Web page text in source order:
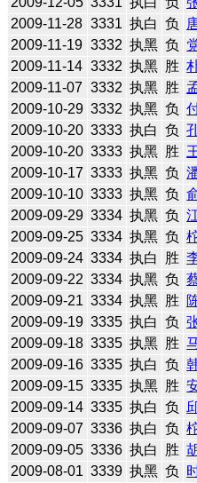
2009-11-28 3331 执白 负
2009-11-19 3332 执黑 负
2009-11-14 3332 执黑 胜
2009-11-07 3332 执黑 胜
2009-10-29 3332 执黑 负
2009-10-20 3333 执白 负
2009-10-20 3333 执黑 胜
2009-10-17 3333 执黑 负
2009-10-10 3333 执黑 负
2009-09-29 3334 执黑 负
2009-09-25 3334 执黑 负
2009-09-24 3334 执白 胜
2009-09-22 3334 执黑 负
2009-09-21 3334 执黑 胜
2009-09-19 3335 执白 负
2009-09-18 3335 执黑 胜
2009-09-16 3335 执白 负
2009-09-15 3335 执黑 胜
2009-09-14 3335 执白 负
2009-09-07 3336 执白 负
2009-09-05 3336 执白 胜
2009-08-01 3339 执黑 负